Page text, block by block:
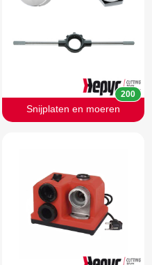
Snijplaten en moeren
200